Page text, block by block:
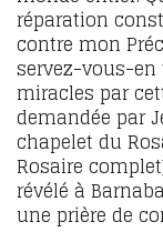
réparation
contre mon
servez-vous-en
miracles par
demandée par
chapelet du
Rosaire
révélé à
une prière de